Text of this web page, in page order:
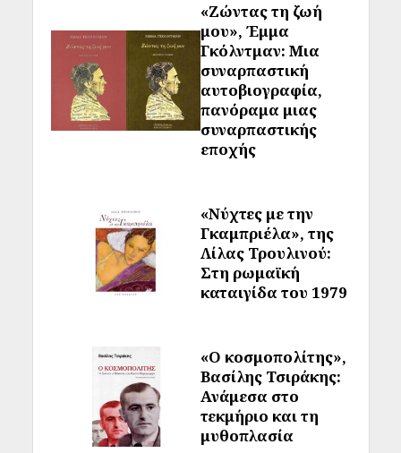
«Ζώντας τη ζωή
μου», Έμμα
Γκόλντμαν: Μια
συναρπαστική
αυτοβιογραφία,
πανόραμα μιας
συναρπαστικής
εποχής
«Νύχτες με την
Γκαμπριέλα», της
Λίλας Τρουλινού:
Στη ρωμαϊκή
καταιγίδα του 1979
«Ο κοσμοπολίτης»,
Βασίλης Τσιράκης:
Ανάμεσα στο
τεκμήριο και τη
μυθοπλασία